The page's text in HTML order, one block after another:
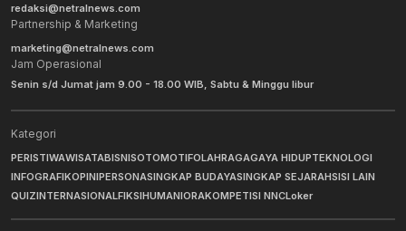
redaksi@netralnews.com
Partnership & Marketing
marketing@netralnews.com
Jam Operasional
Senin s/d Jumat jam 9.00 - 18.00 WIB, Sabtu & Minggu libur
Kategori
PERISTIWAWISATABISNISOTOMOTIFOLAHRAGAGAYA HIDUPTEKNOLOGI
INFOGRAFIKOPINIPERSONASINGKAP BUDAYASINGKAP SEJARAHSISI LAIN
QUIZINTERNASIONALFIKSIHUMANIORAKOMPETISI NNCLoker